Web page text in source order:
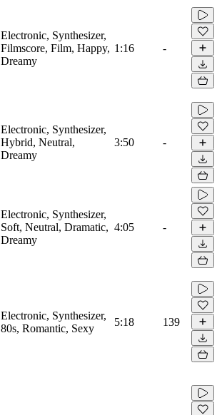
Electronic, Synthesizer,
Filmscore, Film, Happy,
Dreamy
1:16 -
Electronic, Synthesizer,
Hybrid, Neutral,
Dreamy
3:50 -
Electronic, Synthesizer,
Soft, Neutral, Dramatic,
Dreamy
4:05 -
Electronic, Synthesizer,
80s, Romantic, Sexy
5:18 139